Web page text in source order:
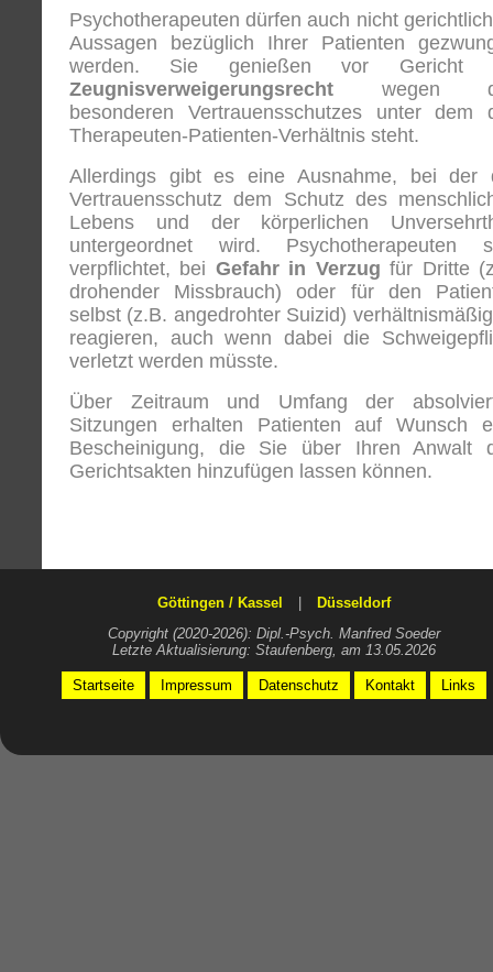
Psychotherapeuten dürfen auch nicht
Aussagen bezüglich Ihrer Patienten
werden. Sie genießen vor Gericht
Zeugnisverweigerungsrecht wegen
besonderen Vertrauensschutzes unter dem
Therapeuten-Patienten-Verhältnis steht.
Allerdings gibt es eine Ausnahme, bei der
Vertrauensschutz dem Schutz des
Lebens und der körperlichen
untergeordnet wird. Psychotherapeuten
verpflichtet, bei Gefahr in Verzug für Dritte
drohender Missbrauch) oder für den
selbst (z.B. angedrohter Suizid)
reagieren, auch wenn dabei die
verletzt werden müsste.
Über Zeitraum und Umfang der
Sitzungen erhalten Patienten auf Wunsch
Bescheinigung, die Sie über Ihren Anwalt
Gerichtsakten hinzufügen lassen können.
Göttingen / Kassel
Düsseldorf
Copyright (2020-2026): Dipl.-Psych. Manfred Soeder
Letzte Aktualisierung: Staufenberg, am 13.05.2026
Startseite Impressum Datenschutz Kontakt Links